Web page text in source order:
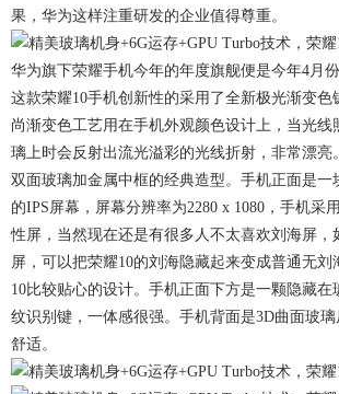
果，华为这样注重研发的企业值得尊重。
华为旗下荣耀手机今年的年度旗舰便是今年4月
这款荣耀10手机创新性的采用了全新极光渐变色
尚渐变色工艺用在手机外观颜色设计上，当光线
璃上时会反射出流光溢彩的光线折射，非常漂亮
双面玻璃加金属中框的经典造型。手机正面是一
的IPS屏幕，屏幕分辨率为2280 x 1080，手机采
性屏，当然现在还是有很多人不太喜欢刘海屏，
屏，可以把荣耀10的刘海隐藏起来变成普通无刘
10比较贴心的设计。手机正面下方是一颗隐藏在
纹识别键，一体感很强。手机背面是3D曲面玻
舒适。